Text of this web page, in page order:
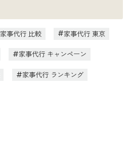
家事代行 比較 家事代行 東京
家事代行 キャンペーン
家事代行 ランキング